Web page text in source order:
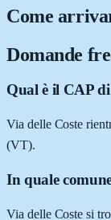
Come
Domande
Qual è il CAP
Via delle Coste
(VT).
In quale
Via delle Coste si